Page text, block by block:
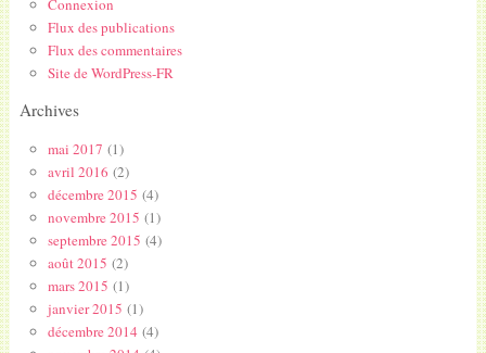
Flux des publications
Flux des commentaires
Site de WordPress-FR
Archives
mai 2017 (1)
avril 2016 (2)
décembre 2015 (4)
novembre 2015 (1)
septembre 2015 (4)
août 2015 (2)
mars 2015 (1)
janvier 2015 (1)
décembre 2014(4)